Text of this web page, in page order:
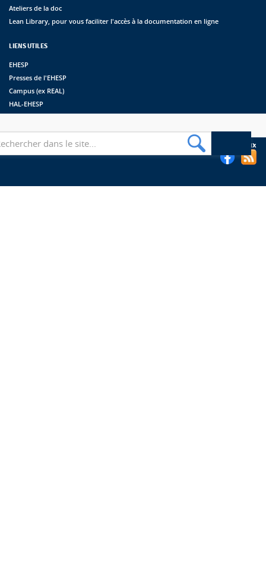
Ateliers de la doc
Lean Library, pour vous faciliter l'accès à la documentation en ligne
LIENS UTILES
EHESP
Presses de l'EHESP
Campus (ex REAL)
HAL-EHESP
Suivez les bibliothèques de l'EHESP sur les réseaux sociaux